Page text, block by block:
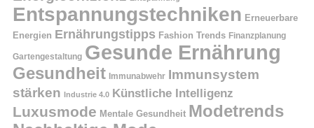
Entspannungstechniken Erneuerbare
Energien Ernährungstipps Fashion Trends Finanzplanung
Gartengestaltung Gesunde Ernährung
Gesundheit Immunabwehr Immunsystem
stärken
Industrie 4.0 Künstliche Intelligenz
Luxusmode Mentale Gesundheit Modetrends